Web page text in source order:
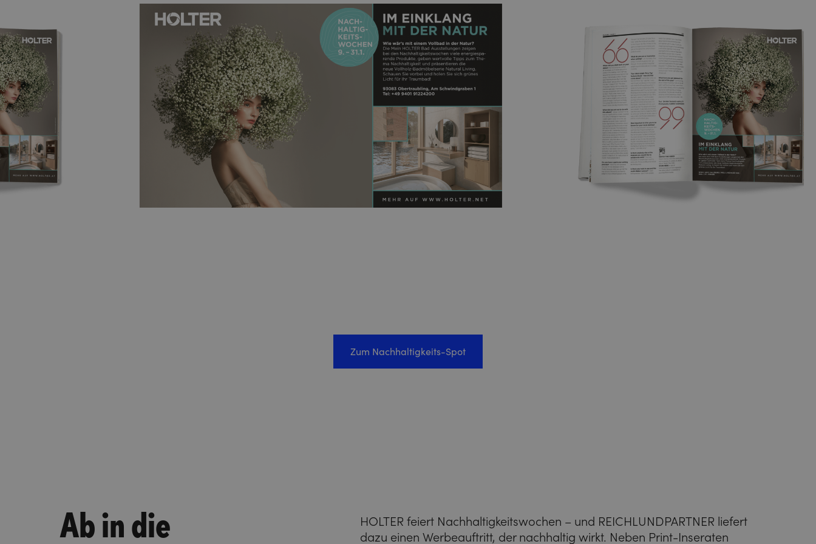
Zum Nachhaltigkeits-Spot
Ab in die
HOLTER feiert Nachhaltigkeitswochen – und REICHLUNDPARTNER liefert
dazu einen Werbeauftritt, der nachhaltig wirkt. Neben Print-Inseraten